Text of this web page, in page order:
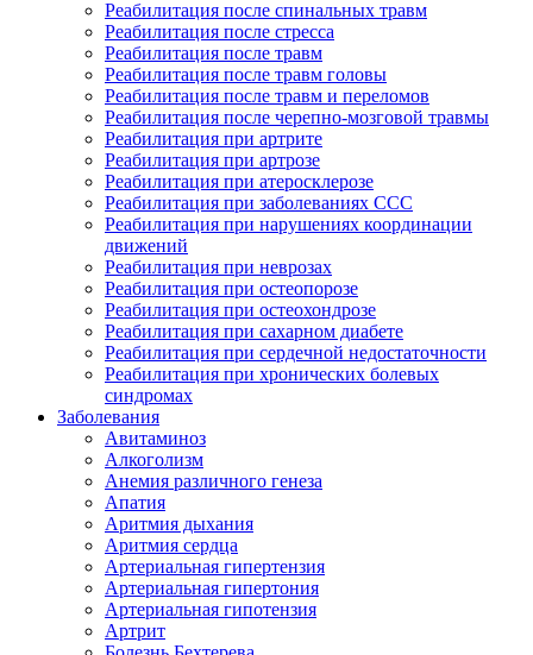
Реабилитация после спинальных травм
Реабилитация после стресса
Реабилитация после травм
Реабилитация после травм головы
Реабилитация после травм и переломов
Реабилитация после черепно-мозговой травмы
Реабилитация при артрите
Реабилитация при артрозе
Реабилитация при атеросклерозе
Реабилитация при заболеваниях ССС
Реабилитация при нарушениях координации
движений
Реабилитация при неврозах
Реабилитация при остеопорозе
Реабилитация при остеохондрозе
Реабилитация при сахарном диабете
Реабилитация при сердечной недостаточности
Реабилитация при хронических болевых
синдромах
Заболевания
Авитаминоз
Алкоголизм
Анемия различного генеза
Апатия
Аритмия дыхания
Аритмия сердца
Артериальная гипертензия
Артериальная гипертония
Артериальная гипотензия
Артрит